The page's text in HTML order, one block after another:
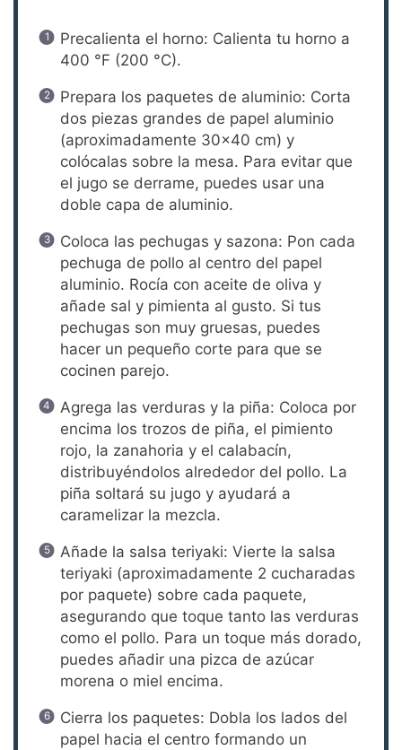
Precalienta el horno: Calienta tu horno a
400 °F (200 °C).
Prepara los paquetes de aluminio: Corta
dos piezas grandes de papel aluminio
(aproximadamente 30×40 cm) y
colócalas sobre la mesa. Para evitar que
el jugo se derrame, puedes usar una
doble capa de aluminio.
Coloca las pechugas y sazona: Pon cada
pechuga de pollo al centro del papel
aluminio. Rocía con aceite de oliva y
añade sal y pimienta al gusto. Si tus
pechugas son muy gruesas, puedes
hacer un pequeño corte para que se
cocinen parejo.
Agrega las verduras y la piña: Coloca por
encima los trozos de piña, el pimiento
rojo, la zanahoria y el calabacín,
distribuyéndolos alrededor del pollo. La
piña soltará su jugo y ayudará a
caramelizar la mezcla.
Añade la salsa teriyaki: Vierte la salsa
teriyaki (aproximadamente 2 cucharadas
por paquete) sobre cada paquete,
asegurando que toque tanto las verduras
como el pollo. Para un toque más dorado,
puedes añadir una pizca de azúcar
morena o miel encima.
Cierra los paquetes: Dobla los lados del
papel hacia el centro formando un